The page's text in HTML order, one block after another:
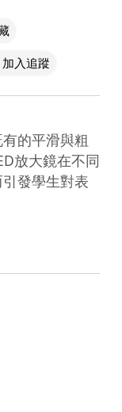
加入追蹤
的平滑與粗
放大鏡在不同
發學生對表